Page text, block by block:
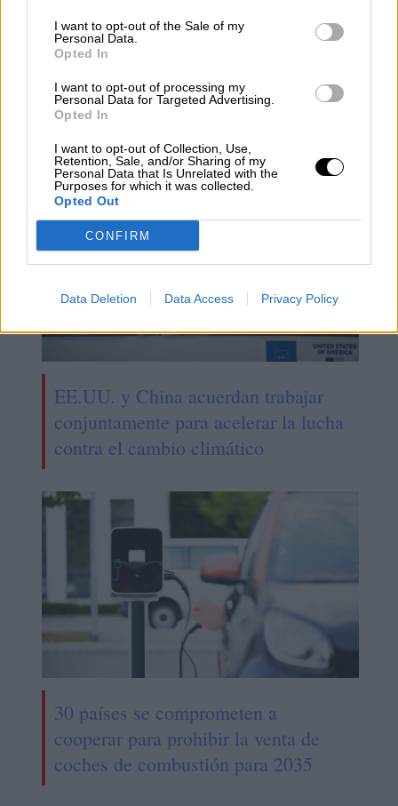
I want to opt-out of the Sale of my
Personal Data.
Opted In
I want to opt-out of processing my
Personal Data for Targeted Advertising.
Opted In
I want to opt-out of Collection, Use,
Retention, Sale, and/or Sharing of my
Personal Data that Is Unrelated with the
Purposes for which it was collected.
Opted Out
CONFIRM
Data Deletion Data Access Privacy Policy
Hugo Morán, secretario de Estado de
Medio Ambiente: "El cambio
climático es la mayor amenaza para
la salud a la que se enfrenta la
EE.UU. y China acuerdan trabajar
conjuntamente para acelerar la lucha
contra el cambio climático
30 países se comprometen a
cooperar para prohibir la venta de
coches de combustión para 2035